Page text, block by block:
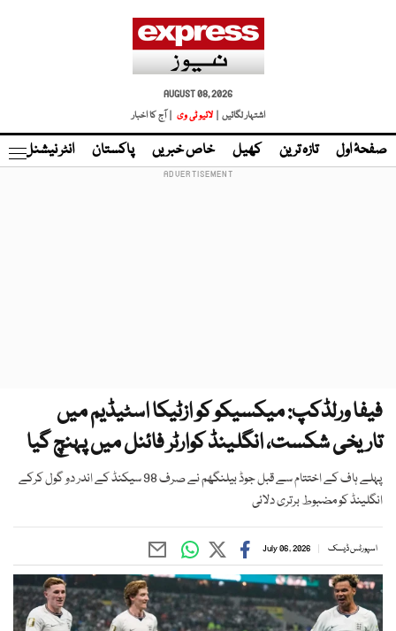
AUGUST 08, 2026
اشتہار لگائیں |
لائیو ٹی وی | آج کا اخبار
صفحۂ اول تازہ ترین کھیل خاص خبریں پاکستان انٹر نیشنل
فیفا ورلڈکپ: میکسیکو کو ازٹیکا اسٹیڈیم میں
تاریخی شکست، انگلینڈ کوارٹر فائنل میں پہنچ گیا
پہلے ہاف کے اختتام سے قبل جوڈ بیلنگھم نے صرف 98 سیکنڈ کے اندر دو گول کرکے
انگلینڈ کو مضبوط برتری دلائی
اسپورٹس ڈیسک July 06, 2026